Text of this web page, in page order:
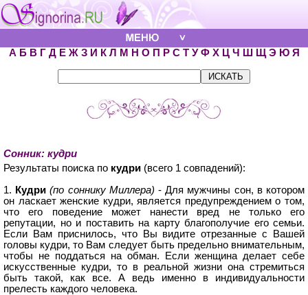
А Б В Г Д Е Ж З И К Л М Н О П Р С Т У Ф Х Ц Ч Ш Щ Э Ю Я
Сонник: кудри
Результаты поиска по кудри (всего 1 совпадений):
1. Кудри(по соннику Миллера) - Для мужчины сон, в котором
он ласкает женские кудри, является предупреждением о том,
что его поведение может нанести вред не только его
репутации, но и поставить на карту благополучие его семьи.
Если Вам приснилось, что Вы видите отрезанные с Вашей
головы кудри, то Вам следует быть предельно внимательным,
чтобы не поддаться на обман. Если женщина делает себе
искусственные кудри, то в реальной жизни она стремиться
быть такой, как все. А ведь именно в индивидуальности
прелесть каждого человека.